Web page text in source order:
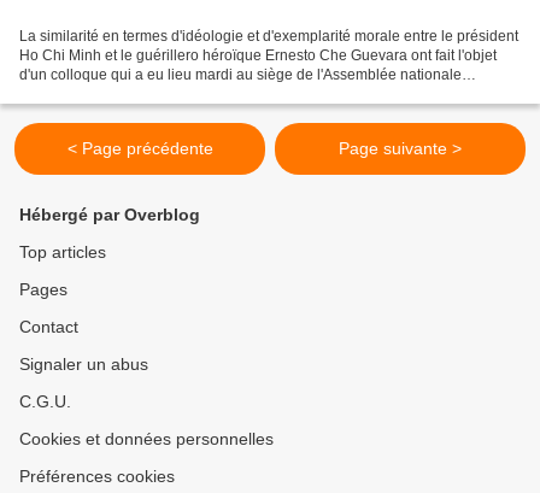
La similarité en termes d'idéologie et d'exemplarité morale entre le président
Ho Chi Minh et le guérillero héroïque Ernesto Che Guevara ont fait l'objet
d'un colloque qui a eu lieu mardi au siège de l'Assemblée nationale
< Page précédente Page suivante >
Hébergé par Overblog
Top articles
Pages
Contact
Signaler un abus
C.G.U.
Cookies et données personnelles
Préférences cookies